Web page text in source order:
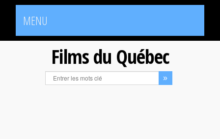
MENU
Films du Québec